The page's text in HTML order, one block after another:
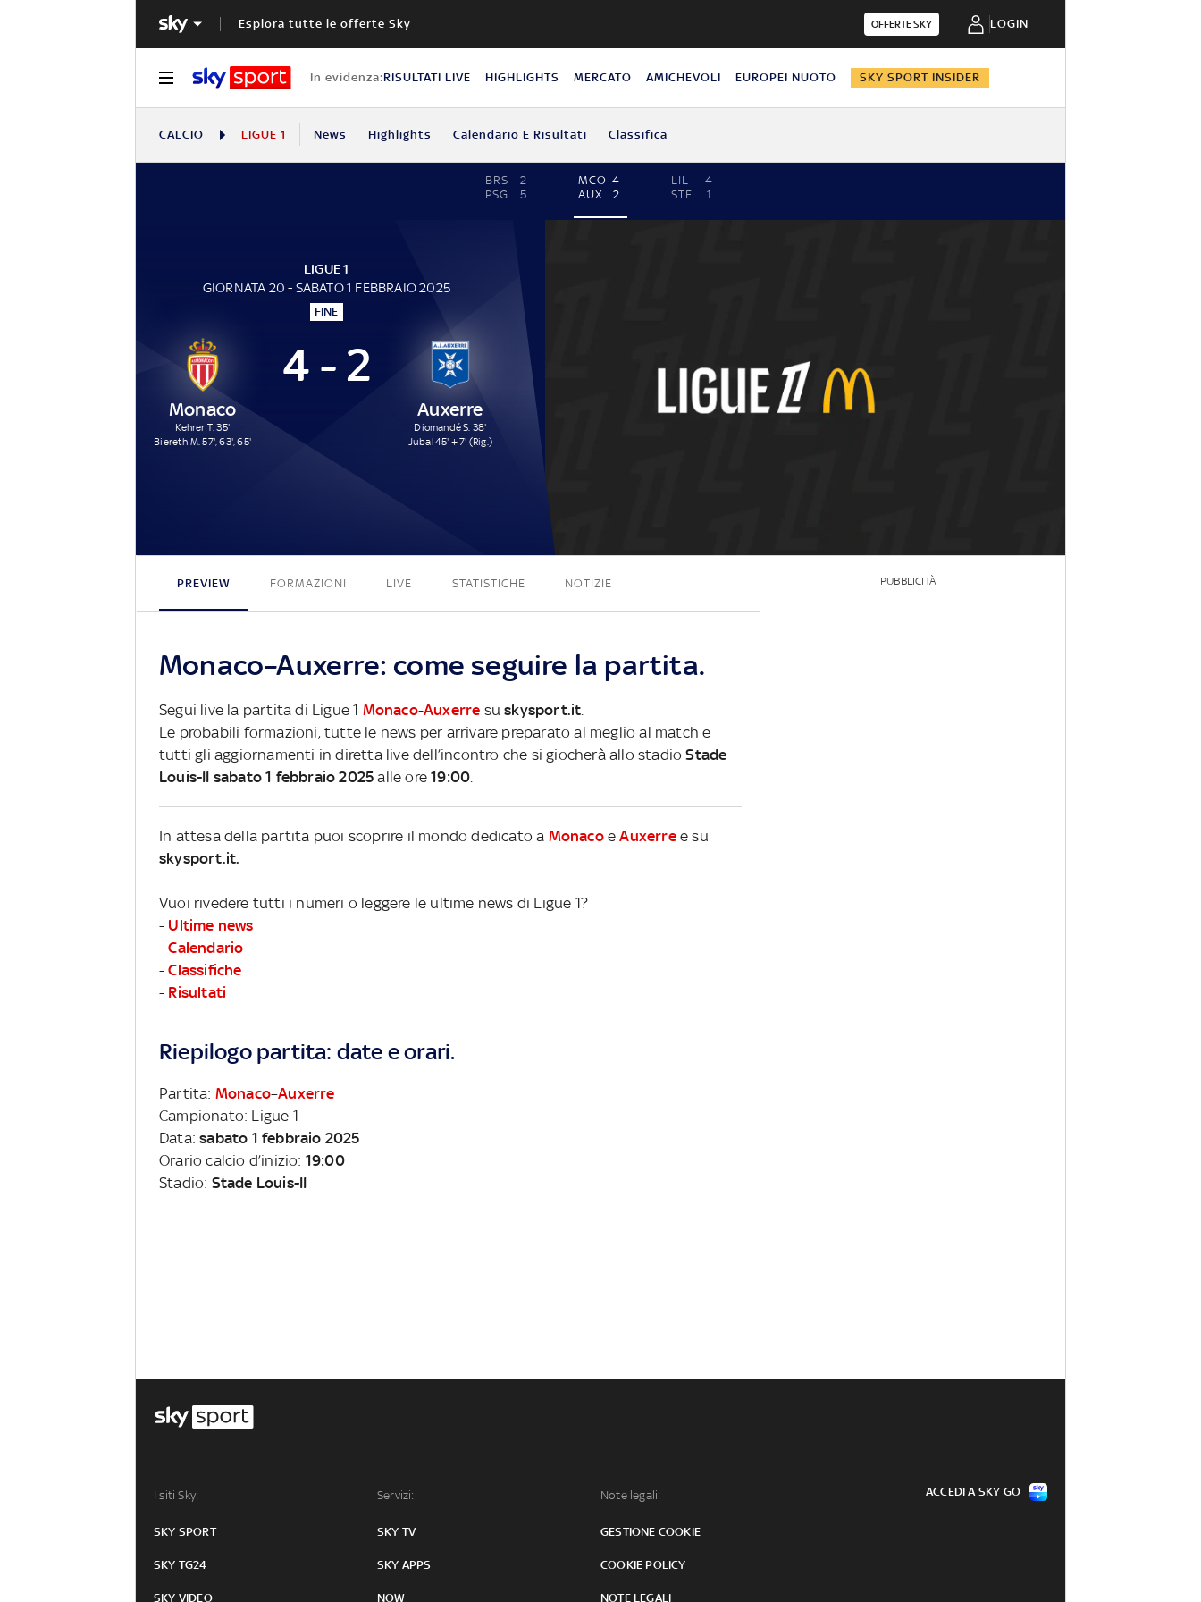
Esplora tutte le offerte Sky OFFERTE SKY LOGIN
In evidenza:RISULTATI LIVE HIGHLIGHTS MERCATO AMICHEVOLI EUROPEI NUOTO SKY SPORT INSIDER
CALCIO LIGUE 1 News Highlights Calendario E Risultati Classifica
BRS
2
PSG
5
MCO 4
AUX
2
LIL
4
STE
1
LIGUE 1
GIORNATA 20 - SABATO 1 FEBBRAIO 2025
FINE
Monaco
Kehrer T. 35'
Biereth M. 57', 63', 65'
4 - 2
Auxerre
Diomandé S. 38'
Jubal 45' + 7' (Rig.)
PREVIEW FORMAZIONI LIVE STATISTICHE NOTIZIE
Monaco–Auxerre: come seguire la partita.
Segui live la partita di Ligue 1 Monaco-Auxerre suskysport.it
Le probabili formazioni, tutte le news per arrivare preparato al meglio al match e
tutti gli aggiornamenti in diretta live dell’incontro che si giocherà allo stadioStade
Louis-II sabato 1 febbraio 2025 alle ore19:00
In attesa della partita puoi scoprire il mondo dedicato a MonacoeAuxerree su
skysport.it.
Vuoi rivedere tutti i numeri o leggere le ultime news di Ligue 1?
- Ultime news
-Calendario
-Classifiche
- Risultati
Riepilogo partita: date e orari.
Partita: Monaco–Auxerre
Campionato: Ligue 1
Data:sabato 1 febbraio 2025
Orario calcio d’inizio: 19:00
Stadio: Stade Louis-II
PUBBLICITÀ
I siti Sky:
SKY SPORT
SKY TG24
SKY VIDEO
Servizi:
SKY TV
SKY APPS
NOW
Note legali:
GESTIONE COOKIE
COOKIE POLICY
NOTE LEGALI
ACCEDI A SKY GO